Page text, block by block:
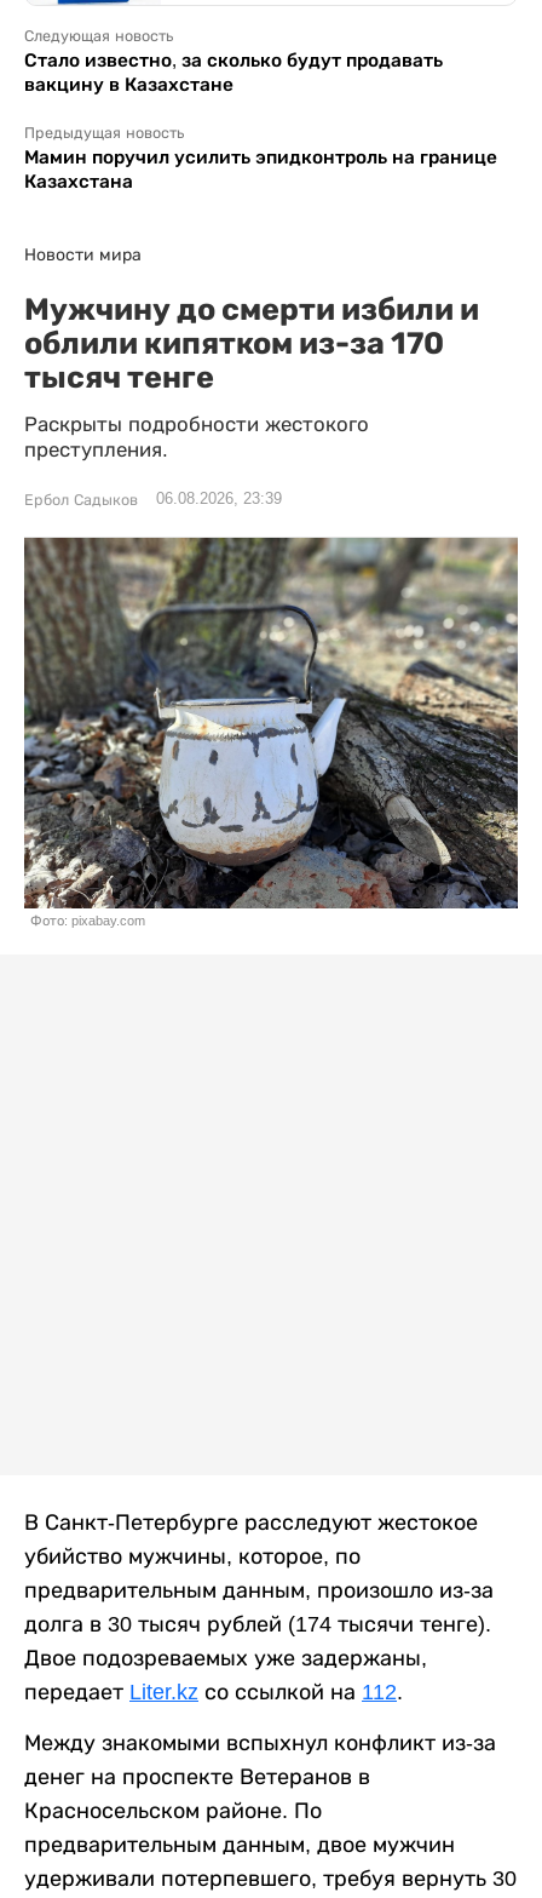
Следующая новость
Стало известно, за сколько будут продавать
вакцину в Казахстане
Предыдущая новость
Мамин поручил усилить эпидконтроль на границе
Казахстана
Новости мира
Мужчину до смерти избили и
облили кипятком из-за 170
тысяч тенге
Раскрыты подробности жестокого
преступления.
Ербол Садыков 06.08.2026, 23:39
Фото: pixabay.com
В Санкт-Петербурге расследуют жестокое
убийство мужчины, которое, по
предварительным данным, произошло из-за
долга в 30 тысяч рублей (174 тысячи тенге).
Двое подозреваемых уже задержаны,
передает Liter.kz со ссылкой на 112.
Между знакомыми вспыхнул конфликт из-за
денег на проспекте Ветеранов в
Красносельском районе. По
предварительным данным, двое мужчин
удерживали потерпевшего, требуя вернуть 30